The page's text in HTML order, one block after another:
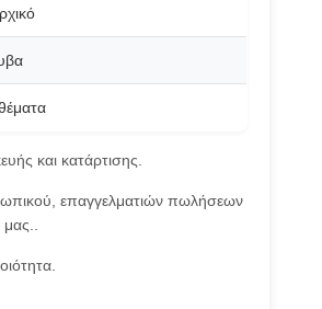
και κατάρτισης.
επαγγελματιών πωλήσεων